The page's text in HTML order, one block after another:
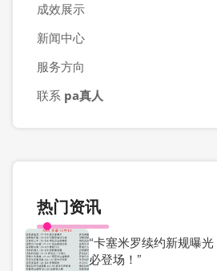
成效展示
新闻中心
服务方向
联系 pa真人
热门资讯
“卡塞米罗续约新规曝
必登场！”